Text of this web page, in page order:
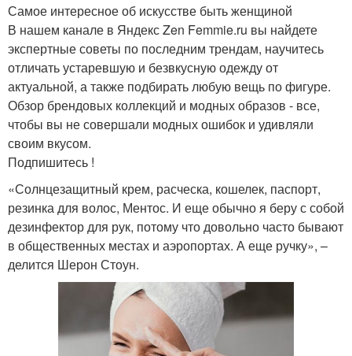
Самое интересное об искусстве быть женщиной
В нашем канале в Яндекс Zen Femmie.ru вы найдете
экспертные советы по последним трендам, научитесь
отличать устаревшую и безвкусную одежду от
актуальной, а также подбирать любую вещь по фигуре.
Обзор брендовых коллекций и модных образов - все,
чтобы вы не совершали модных ошибок и удивляли
своим вкусом.
Подпишитесь !
«Солнцезащитный крем, расческа, кошелек, паспорт,
резинка для волос, Ментос. И еще обычно я беру с собой
дезинфектор для рук, потому что довольно часто бывают
в общественных местах и аэропортах. А еще ручку», –
делится Шерон Стоун.